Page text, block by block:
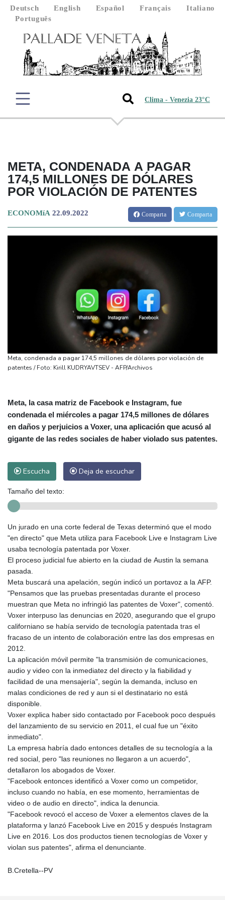
Deutsch English Español Français
Italiano
Português
Clima - Venezia 23°C
META, CONDENADA A PAGAR
174,5 MILLONES DE DÓLARES
POR VIOLACIÓN DE PATENTES
ECONOMíA 22.09.2022 Comparta Comparta
Meta, condenada a pagar 174,5 millones de dólares por violación de
patentes / Foto: Kirill KUDRYAVTSEV - AFP/Archivos
Meta, la casa matriz de Facebook e Instagram, fue
condenada el miércoles a pagar 174,5 millones de dólares
en daños y perjuicios a Voxer, una aplicación que acusó al
gigante de las redes sociales de haber violado sus patentes.
Escucha Deja de escuchar
Tamaño del texto:
Un jurado en una corte federal de Texas determinó que el modo
"en directo" que Meta utiliza para Facebook Live e Instagram Live
usaba tecnología patentada por Voxer.
El proceso judicial fue abierto en la ciudad de Austin la semana
pasada.
Meta buscará una apelación, según indicó un portavoz a la AFP.
"Pensamos que las pruebas presentadas durante el proceso
muestran que Meta no infringió las patentes de Voxer", comentó.
Voxer interpuso las denuncias en 2020, asegurando que el grupo
californiano se había servido de tecnología patentada tras el
fracaso de un intento de colaboración entre las dos empresas en
2012.
La aplicación móvil permite "la transmisión de comunicaciones,
audio y video con la inmediatez del directo y la fiabilidad y
facilidad de una mensajería", según la demanda, incluso en
malas condiciones de red y aun si el destinatario no está
disponible.
Voxer explica haber sido contactado por Facebook poco después
del lanzamiento de su servicio en 2011, el cual fue un "éxito
inmediato".
La empresa habría dado entonces detalles de su tecnología a la
red social, pero "las reuniones no llegaron a un acuerdo",
detallaron los abogados de Voxer.
"Facebook entonces identificó a Voxer como un competidor,
incluso cuando no había, en ese momento, herramientas de
video o de audio en directo", indica la denuncia.
"Facebook revocó el acceso de Voxer a elementos claves de la
plataforma y lanzó Facebook Live en 2015 y después Instagram
Live en 2016. Los dos productos tienen tecnologías de Voxer y
violan sus patentes", afirma el denunciante.
B.Cretella--PV